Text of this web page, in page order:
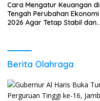
Cara Mengatur Keuangan di
Tengah Perubahan Ekonomi
2026 Agar Tetap Stabil dan
Berita Olahraga